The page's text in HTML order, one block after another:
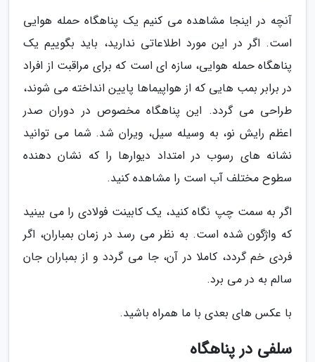
آنچه در اینجا مشاهده می کنیم یک پناهگاه حمله هوایی
است. اگر در این مورد اطلاعاتی ندارید، باید بگوییم یک
پناهگاه حمله هوایی، سازه ای است که برای مراقبت از افراد
در برابر بمب هایی که از هواپیماها پایین انداخته می شوند،
طراحی می گردد. این پناهگاه مخصوص در دوران صدر
اعظم رایش نو، به وسیله سیل، ویران شد. شما می توانید
نشانه های رسوب در امتداد دیوارها را که نشان دهنده
سطوح مختلف آب است را مشاهده کنید.
اگر به سمت چپ نگاه کنید، یک کابینت فولادی را می بینید
که واژگون شده است. به نظر می رسد در زمان بمباران، اگر
فردی خم گردد، کاملا در آن، جا می گردد و از بمباران جان
سالم به در می برد.
با عکس های بعدی با ما همراه باشید.
سلفی در پناهگاه